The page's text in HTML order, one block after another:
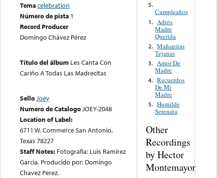
Temacelebration
Número de pista 1
Record Producer
Domingo Chávez Pérez
Título del álbum Les Canta Con
Cariño A Todas Las Madrecitas
SelloJoey
Numero de CatalogoJOEY-2048
Location of Label:
6711 W. Commerce San Antonio,
Texas 78227
Staff Notes: Fotografia: Luis Ramirez
Garcia. Producido por: Domingo
Chavez Perez.
5.
Cumpleaños
1. Adiós
Madre
Querida
2. Mañanitas
Tejanas
3. Amor De
Madre
4. Recuerdos
De Mi
Madre
5. Humilde
Serenata
Other
Recordings
by Hector
Montemayor